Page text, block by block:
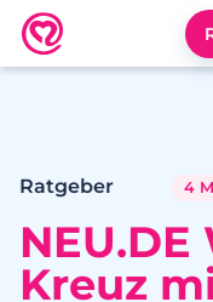
Neu.de
Ratgeber 4
Kreuz